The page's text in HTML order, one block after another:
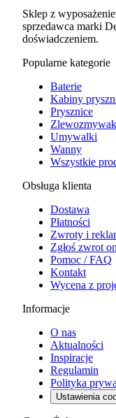
Sklep z
sprzedawca marki
doświadczeniem.
Popularne kategorie
Baterie
Kabiny
Prysznice
Umywalki
Wanny
Wszystkie
Obsługa klienta
Dostawa
Płatności
Zwroty i
Zgłoś zwrot
Pomoc / FAQ
Kontakt
Wycena z
Informacje
O nas
Aktualności
Inspiracje
Regulamin
Polityka
Ustawienia